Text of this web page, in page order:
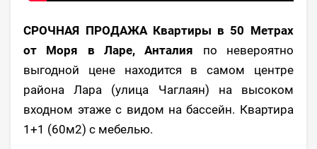
СРОЧНАЯ ПРОДАЖА Квартиры в 50 Метрах
от Моря в Ларе, Анталия по невероятно
выгодной цене находится в самом центре
района Лара (улица Чаглаян) на высоком
входном этаже с видом на бассейн. Квартира
1+1 (60м2) с мебелью.